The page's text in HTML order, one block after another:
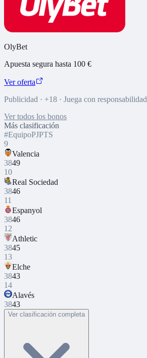
OlyBet
Apuesta segura hasta 100 €
Ver oferta
Publicidad · +18 · Juega con responsabilidad
Ver todos los bonos
Más clasificación
#EquipoPJPTS
9
Valencia
3849
10
Real Sociedad
3846
11
Espanyol
3846
12
Athletic
3845
13
Elche
3843
14
Alavés
3843
Ver clasificación completa